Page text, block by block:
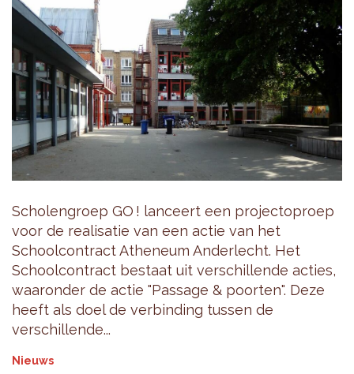
Scholengroep GO ! lanceert een projectoproep
voor de realisatie van een actie van het
Schoolcontract Atheneum Anderlecht. Het
Schoolcontract bestaat uit verschillende acties,
waaronder de actie "Passage & poorten". Deze
heeft als doel de verbinding tussen de
verschillende...
Nieuws